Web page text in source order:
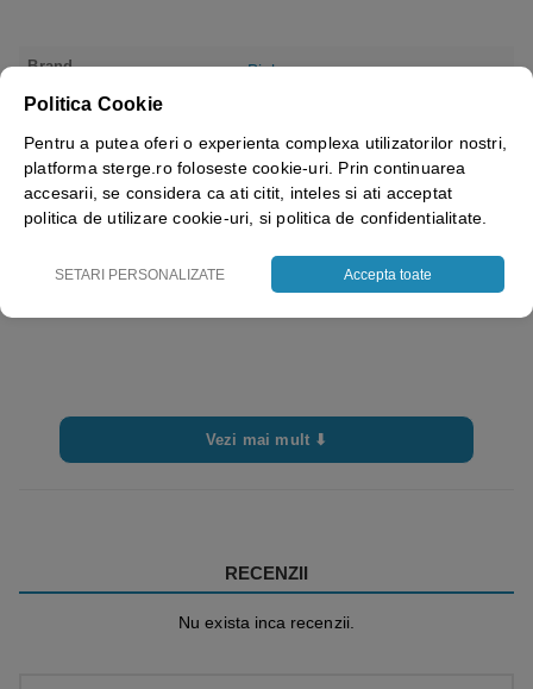
Brand Bisbags
Vezi mai mult ⬇
RECENZII
Nu exista inca recenzii.
Politica Cookie
Pentru a putea oferi o experienta complexa utilizatorilor nostri,
platforma sterge.ro foloseste cookie-uri. Prin continuarea
accesarii, se considera ca ati citit, inteles si ati acceptat
politica de utilizare cookie-uri, si politica de confidentialitate.
SETARI PERSONALIZATE Accepta toate